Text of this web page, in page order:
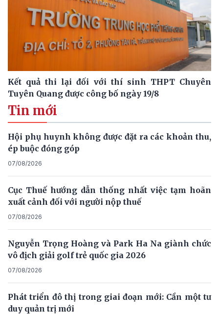
Kết quả thi lại đối với thí sinh THPT Chuyên
Tuyên Quang được công bố ngày 19/8
Tin mới
Hội phụ huynh không được đặt ra các khoản thu,
ép buộc đóng góp
07/08/2026
Cục Thuế hướng dẫn thống nhất việc tạm hoãn
xuất cảnh đối với người nộp thuế
07/08/2026
Nguyễn Trọng Hoàng và Park Ha Na giành chức
vô địch giải golf trẻ quốc gia 2026
07/08/2026
Phát triển đô thị trong giai đoạn mới: Cần một tư
duy quản trị mới